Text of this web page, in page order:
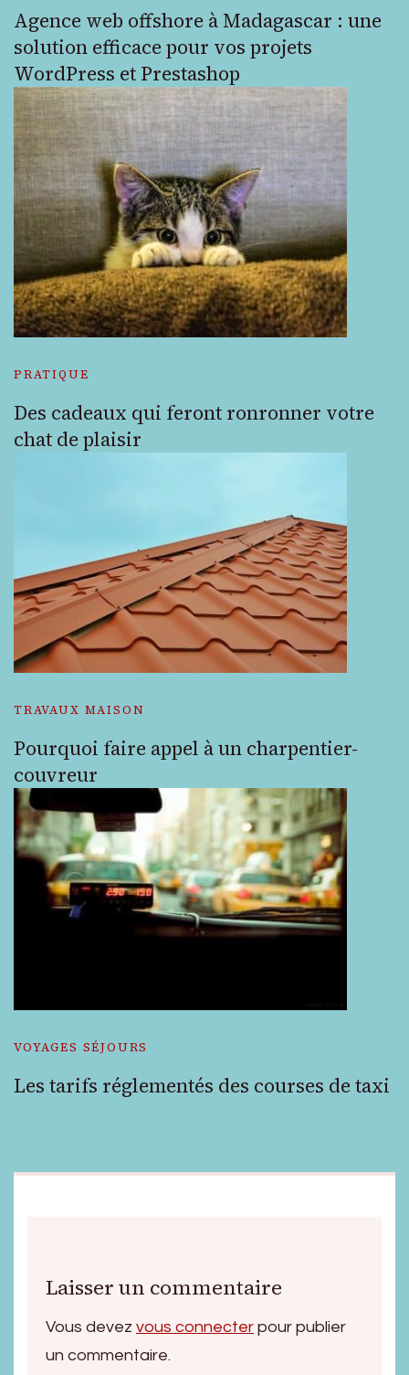
Agence web offshore à Madagascar : une
solution efficace pour vos projets
WordPress et Prestashop
PRATIQUE
Des cadeaux qui feront ronronner votre
chat de plaisir
TRAVAUX MAISON
Pourquoi faire appel à un charpentier-
couvreur
VOYAGES SÉJOURS
Les tarifs réglementés des courses de taxi
Laisser un commentaire
Vous devez vous connecter pour publier
un commentaire.